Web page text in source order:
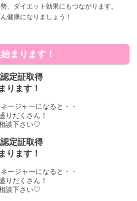
、ダイエット効果にもつながります。
健康になりましょう！
まります！
定証取得
ります！
ージャーになると・・
りだくさん！
談下さい♡
定証取得
ります！
ージャーになると・・
りだくさん！
談下さい♡